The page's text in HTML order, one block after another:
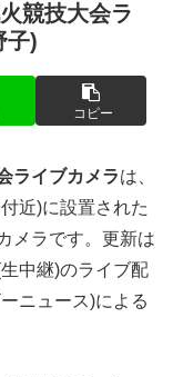
競技大会ラ
子)
コピー
ライブカメラは、
近)に設置された
メラです。更新は
中継)のライブ配
ニュース)による